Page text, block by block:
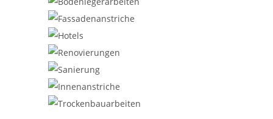
NEUBAU PROJEKT
TREPPENHAUSE
BODENLEGERARBEITEN
FASSADENANSTRICHE
RENOVIERUNGEN
SANIERUNG